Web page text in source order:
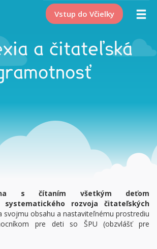
Vstup do Včielky
a čitateľská
s čítaním všetkým deťom
systematického rozvoja čitateľských
svojmu obsahu a nastaviteľnému prostrediu
pre deti so ŠPU (obzvlášť pre